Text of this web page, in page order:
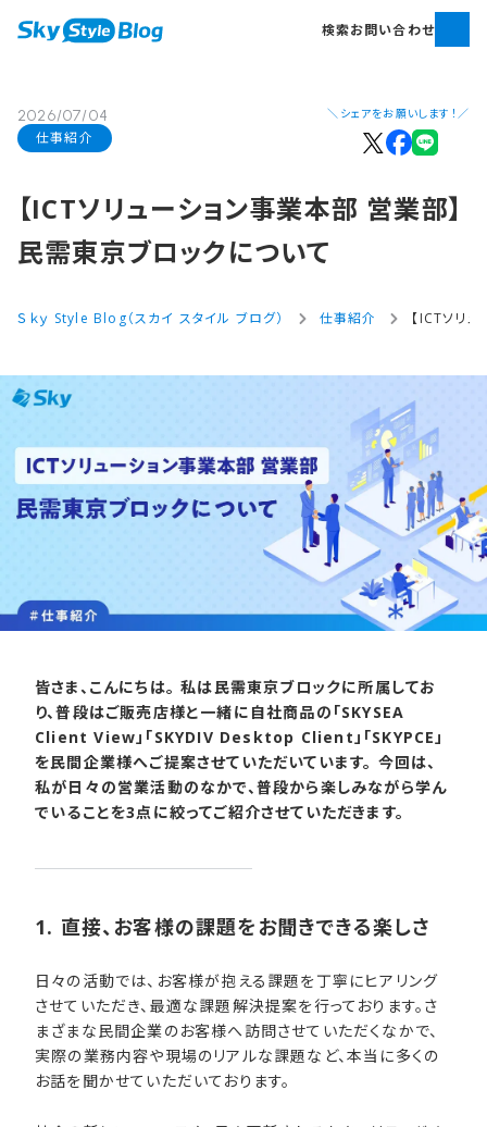
検索お問い合わせ
仕事紹介
2026/07/04 ＼シェアをお願いします！／
【ICTソリューション事業本部​ 営業部​】
民需東京ブロックに​ついて
Ｓｋｙ Style Blog（スカイ スタイル ブログ） 仕事紹介 【ICTソリ
皆さま、こんにちは。 私は民需東京ブロックに所属してお
り、普段はご販売店様と一緒に自社商品の「SKYSEA
Client View」「SKYDIV Desktop Client」「SKYPCE」
を民間企業様へご提案させていただいています。 今回は、
私が日々の営業活動のなかで、普段から楽しみながら学ん
でいることを3点に絞ってご紹介させていただきます。
1. 直接、​お客様の​課題を​お聞きできる​楽しさ
日々の活動では、お客様が抱える課題を丁寧にヒアリング
させていただき、最適な課題解決提案を行っております。さ
まざまな民間企業のお客様へ訪問させていただくなかで、
実際の業務内容や現場のリアルな課題など、本当に多くの
お話を聞かせていただいております。